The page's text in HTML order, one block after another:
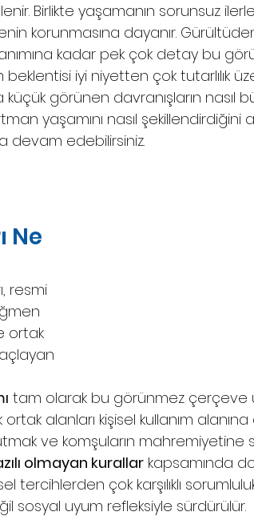
Birlikte yaşamanın sorunsuz
korunmasına dayanır.
kadar pek çok detay bu
iyi niyetten çok tutarlılık
görünen davranışların nasıl
yaşamını nasıl şekillendirdiğini
devam edebilirsiniz.
Ne
resmi
ortak
tam olarak bu görünmez çerçeve
alanları kişisel kullanım
ve komşuların mahremiyetine
olmayan kurallar kapsamında
tercihlerden çok karşılıklı
sosyal uyum refleksiyle sürdürülür.